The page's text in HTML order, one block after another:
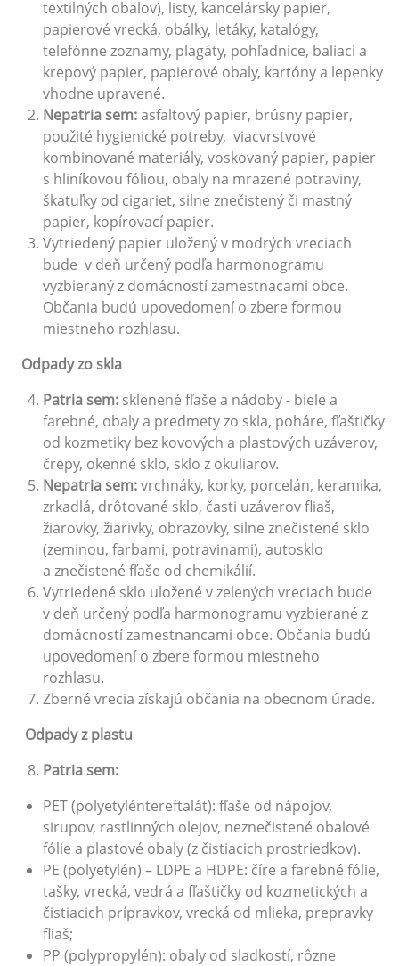
textilných obalov), listy, kancelársky papier,
papierové vrecká, obálky, letáky, katalógy,
telefónne zoznamy, plagáty, pohľadnice, baliaci a
krepový papier, papierové obaly, kartóny a lepenky
vhodne upravené.
Nepatria sem:asfaltový papier, brúsny papier,
použité hygienické potreby, viacvrstvové
kombinované materiály, voskovaný papier, papier
s hliníkovou fóliou, obaly na mrazené potraviny,
škatuľky od cigariet, silne znečistený či mastný
papier, kopírovací papier.
Vytriedený papier uložený v modrých vreciach
bude v deň určený podľa harmonogramu
vyzbieraný z domácností zamestnacami obce.
Občania budú upovedomení o zbere formou
miestneho rozhlasu.
Odpady zo skla
Patria sem: sklenené fľaše a nádoby - biele a
farebné, obaly a predmety zo skla, poháre, fľaštičky
od kozmetiky bez kovových a plastových uzáverov,
črepy, okenné sklo, sklo z okuliarov.
Nepatria sem:vrchnáky, korky, porcelán, keramika,
zrkadlá, drôtované sklo, časti uzáverov fliaš,
žiarovky, žiarivky, obrazovky, silne znečistené sklo
(zeminou, farbami, potravinami), autosklo
a znečistené fľaše od chemikálií.
Vytriedené sklo uložené v zelených vreciach bude
v deň určený podľa harmonogramu vyzbierané z
domácností zamestnancami obce. Občania budú
upovedomení o zbere formou miestneho
rozhlasu.
Zberné vrecia získajú občania na obecnom úrade.
Odpady z plastu
Patria sem:
PET (polyetyléntereftalát): fľaše od nápojov,
sirupov, rastlinných olejov, neznečistené obalové
fólie a plastové obaly (z čistiacich prostriedkov).
PE (polyetylén) – LDPE a HDPE: číre a farebné fólie,
tašky, vrecká, vedrá a fľaštičky od kozmetických a
čistiacich prípravkov, vrecká od mlieka, prepravky
fliaš;
PP (polypropylén): obaly od sladkostí, rôzne